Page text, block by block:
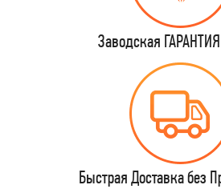
Заводская
Быстрая Доставка без